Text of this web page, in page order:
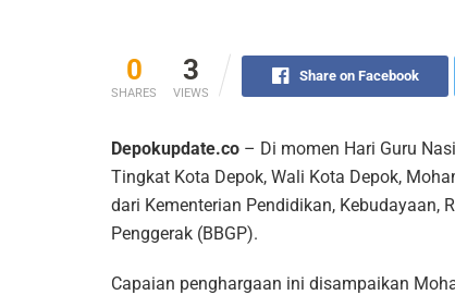
0
SHARES
3
VIEWS
Share on Facebook
Depokupdate.co – Di momen Hari Guru
Tingkat Kota Depok, Wali Kota Depok,
dari Kementerian Pendidikan, Kebudayaan,
Penggerak (BBGP).
Capaian penghargaan ini disampaikan